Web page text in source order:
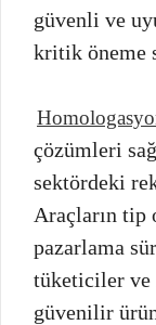
güvenli ve
kritik öneme
çözümleri
sektördeki
Araçların tip
pazarlama
tüketiciler ve
güvenilir